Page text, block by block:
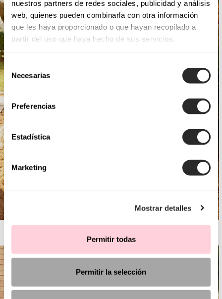
nuestros partners de redes sociales, publicidad y análisis
web, quienes pueden combinarla con otra información
que les haya proporcionado o que hayan recopilado a
partir del uso que haya hecho de sus servicios.
Selección
consentimiento
Necesarias
Preferencias
Estadística
Marketing
Mostrar detalles
Permitir todas
Permitir la selección
AIRE BOHO